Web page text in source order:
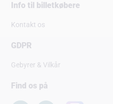
Info til billetkøbere
Kontakt os
GDPR
Gebyrer & Vilkår
Find os på